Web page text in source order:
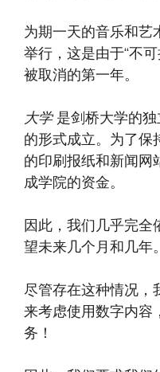
为期一天的音乐和艺
举行，这是由于“不
被取消的第一年。
大学是剑桥大学的
的形式成立。为了保
的印刷报纸和新闻网
成学院的资金。
因此，我们几乎完全
望未来几个月和几年。
尽管存在这种情况，
来考虑使用数字内容
务！